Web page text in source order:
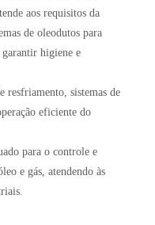
aos requisitos da
de oleodutos para
garantir higiene e
resfriamento, sistemas de
eficiente do
para o controle e
e gás, atendendo às